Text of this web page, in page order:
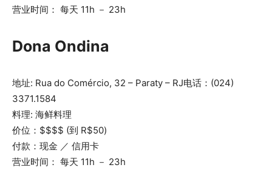
营业时间： 每天 11h － 23h
Dona Ondina
地址: Rua do Comércio, 32 – Paraty – RJ电话：(024)
3371.1584
料理: 海鲜料理
价位：$$$$ (到 R$50)
付款：现金 ／ 信用卡
营业时间： 每天 11h － 23h